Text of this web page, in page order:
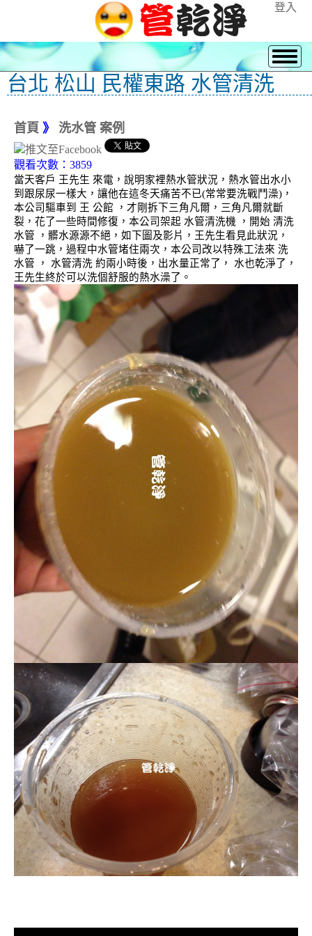
登入
台北 松山 民權東路 水管清洗
首頁 》 洗水管 案例
觀看次數：3859
當天客戶 王先生 來電，說明家裡熱水管狀況，熱水管出水小
到跟尿尿一樣大，讓他在這冬天痛苦不已(常常要洗戰鬥澡)，
本公司驅車到 王 公館 ，才剛拆下三角凡爾，三角凡爾就斷
裂，花了一些時間修復，本公司架起 水管清洗機 ，開始 清洗
水管 ，髒水源源不絕，如下圖及影片，王先生看見此狀況，
嚇了一跳，過程中水管堵住兩次，本公司改以特殊工法來 洗
水管 ， 水管清洗 約兩小時後，出水量正常了， 水也乾淨了，
王先生終於可以洗個舒服的熱水澡了。